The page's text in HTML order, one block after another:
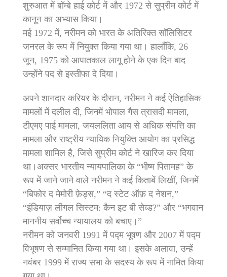
शुरुआत में बॉम्बे हाई कोर्ट में और 1972 से सुप्रीम कोर्ट में
कानून का अभ्यास किया।
मई 1972 में, नरीमन को भारत के अतिरिक्त सॉलिसिटर
जनरल के रूप में नियुक्त किया गया था। हालाँकि, 26
जून, 1975 को आपातकाल लागू होने के एक दिन बाद
उन्होंने पद से इस्तीफा दे दिया।
अपने शानदार करियर के दौरान, नरीमन ने कई ऐतिहासिक
मामलों में दलील दी, जिनमें भोपाल गैस त्रासदी मामला,
टीएमए पाई मामला, जयललिता आय से अधिक संपत्ति का
मामला और राष्ट्रीय न्यायिक नियुक्ति आयोग का प्रसिद्ध
मामला शामिल है, जिसे सुप्रीम कोर्ट ने खारिज कर दिया
था।अक्सर भारतीय न्यायपालिका के “भीष्म पितामह” के
रूप में जाने जाने वाले नरीमन ने कई किताबें लिखीं, जिनमें
“बिफोर द मेमोरी फ़ेड्स,” “द स्टेट ऑफ़ द नेशन,”
“इंडियाज़ लीगल सिस्टम: कैन इट बी सेव्ड?” और “भगवान
माननीय सर्वोच्च न्यायालय को बचाए।”
नरीमन को जनवरी 1991 में पद्म भूषण और 2007 में पद्म
विभूषण से सम्मानित किया गया था। इसके अलावा, उन्हें
नवंबर 1999 में राज्य सभा के सदस्य के रूप में नामित किया